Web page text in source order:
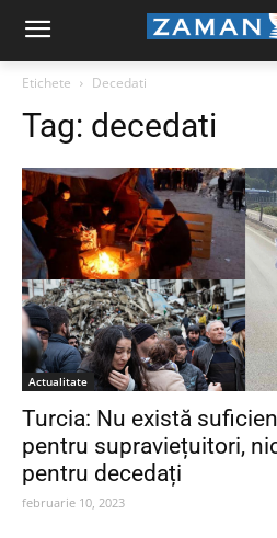
Etichete Decedati
Tag: decedati
Actualitate
Turcia: Nu există
pentru supraviețuitori,
pentru decedați
februarie 10, 2023